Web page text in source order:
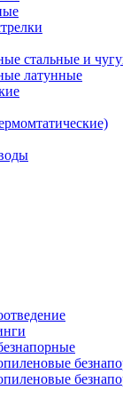
стальные и
латунные